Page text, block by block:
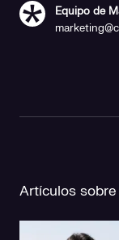
Equipo de
Artículos